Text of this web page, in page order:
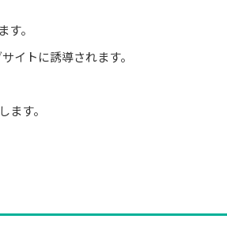
。
イトに誘導されます。
す。